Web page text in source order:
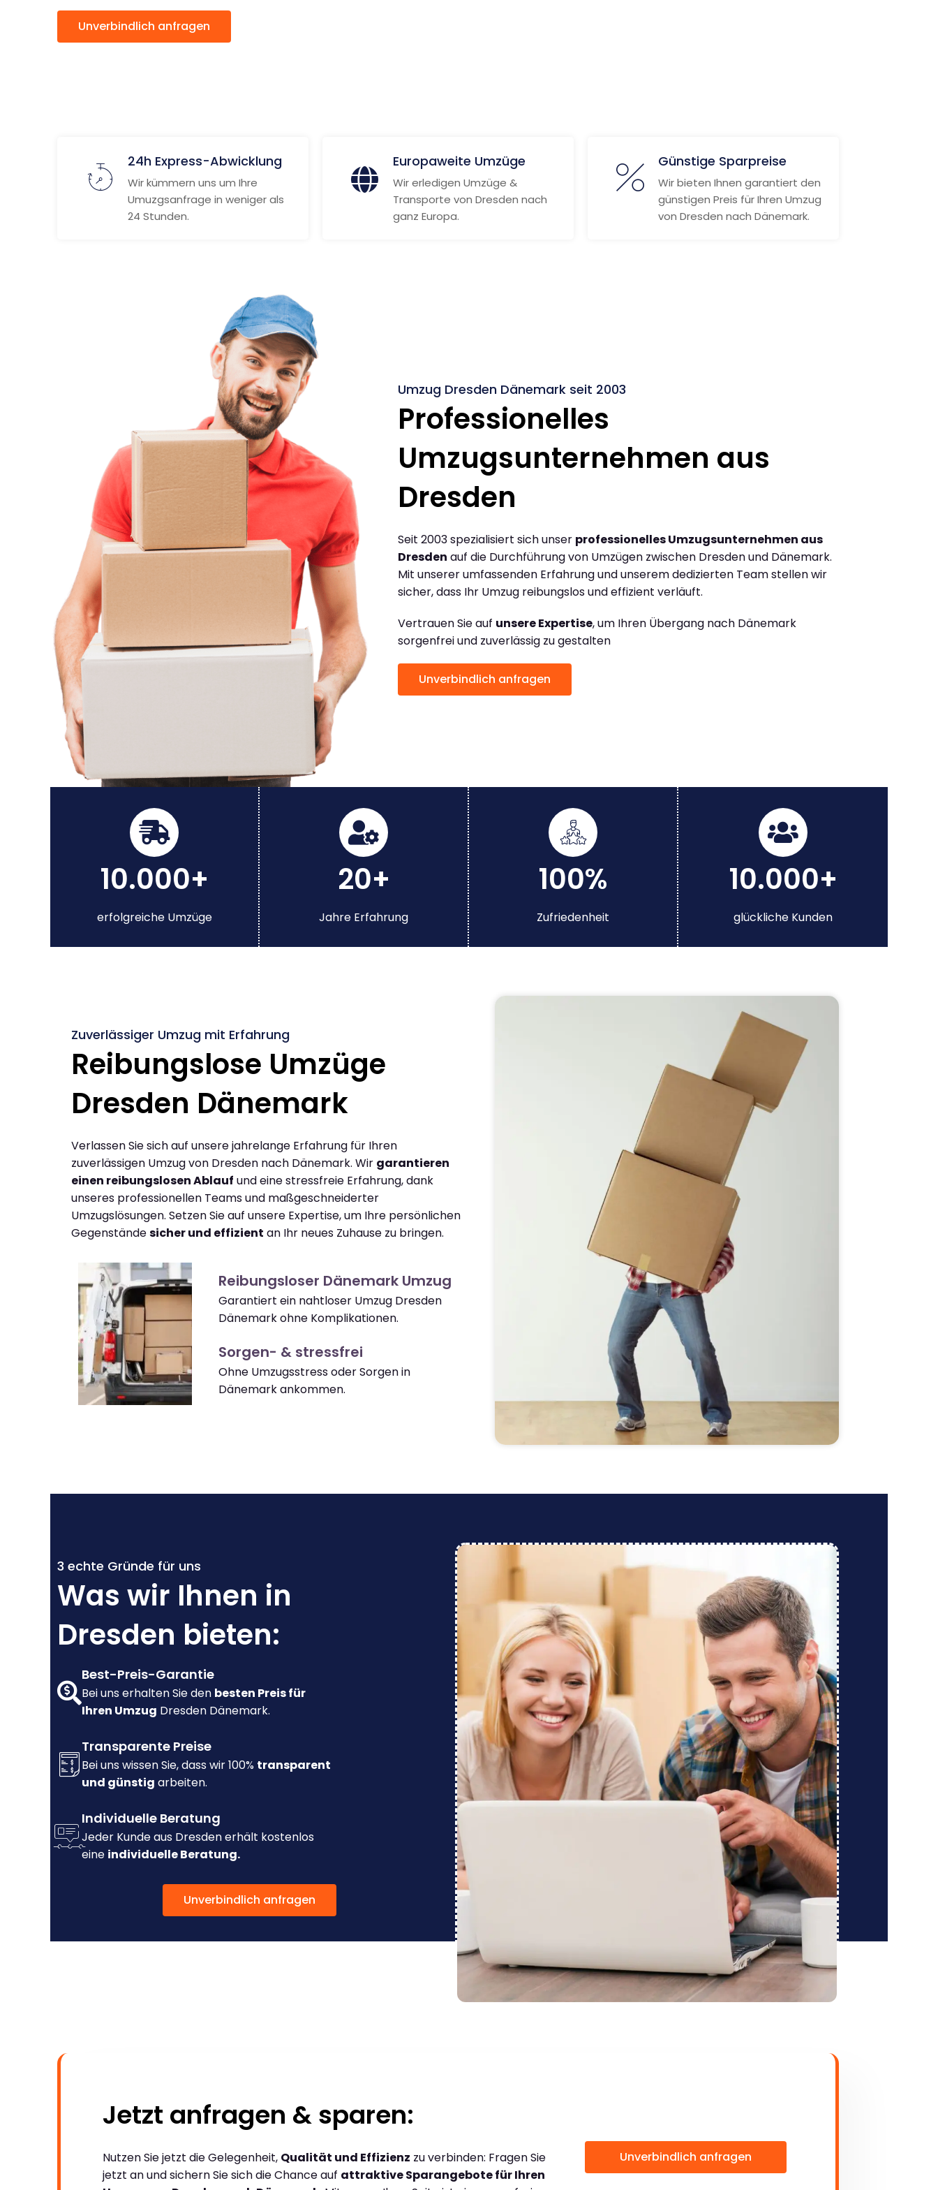
Unverbindlich anfragen
24h Express-Abwicklung
Wir kümmern uns um Ihre
Umuzgsanfrage in weniger als
24 Stunden.
Europaweite Umzüge
Wir erledigen Umzüge &
Transporte von Dresden nach
ganz Europa.
Günstige Sparpreise
Wir bieten Ihnen garantiert den
günstigen Preis für Ihren Umzug
von Dresden nach Dänemark.
Umzug Dresden Dänemark seit 2003
Professionelles
Umzugsunternehmen aus
Dresden
Seit 2003 spezialisiert sich unser professionelles Umzugsunternehmen aus
Dresden auf die Durchführung von Umzügen zwischen Dresden und Dänemark.
Mit unserer umfassenden Erfahrung und unserem dedizierten Team stellen wir
sicher, dass Ihr Umzug reibungslos und effizient verläuft.
Vertrauen Sie auf unsere Expertise, um Ihren Übergang nach Dänemark
sorgenfrei und zuverlässig zu gestalten
Unverbindlich anfragen
10.000+
erfolgreiche Umzüge
20+
Jahre Erfahrung
100%
Zufriedenheit
10.000+
glückliche Kunden
Zuverlässiger Umzug mit Erfahrung
Reibungslose Umzüge
Dresden Dänemark
Verlassen Sie sich auf unsere jahrelange Erfahrung für Ihren
zuverlässigen Umzug von Dresden nach Dänemark. Wir garantieren
einen reibungslosen Ablauf und eine stressfreie Erfahrung, dank
unseres professionellen Teams und maßgeschneiderter
Umzugslösungen. Setzen Sie auf unsere Expertise, um Ihre persönlichen
Gegenständesicher und effizient an Ihr neues Zuhause zu bringen.
Reibungsloser Dänemark Umzug
Garantiert ein nahtloser Umzug Dresden
Dänemark ohne Komplikationen.
Sorgen- & stressfrei
Ohne Umzugsstress oder Sorgen in
Dänemark ankommen.
3 echte Gründe für uns
Was wir Ihnen in
Dresden bieten:
Best-Preis-Garantie
Bei uns erhalten Sie den besten Preis für
Ihren Umzug Dresden Dänemark.
Transparente Preise
Bei uns wissen Sie, dass wir 100% transparent
und günstig arbeiten.
Individuelle Beratung
Jeder Kunde aus Dresden erhält kostenlos
eine individuelle Beratung.
Unverbindlich anfragen
Jetzt anfragen & sparen:
Nutzen Sie jetzt die Gelegenheit, Qualität und Effizienz zu verbinden: Fragen Sie
jetzt an und sichern Sie sich die Chance auf attraktive Sparangebote für Ihren
Unverbindlich anfragen